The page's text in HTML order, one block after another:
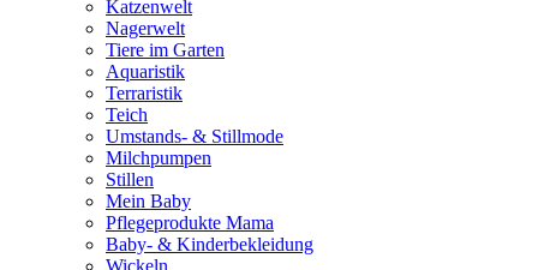
Katzenwelt
Nagerwelt
Tiere im Garten
Aquaristik
Terraristik
Teich
Umstands- & Stillmode
Milchpumpen
Stillen
Mein Baby
Pflegeprodukte Mama
Baby- & Kinderbekleidung
Wickeln